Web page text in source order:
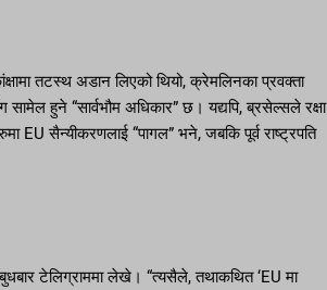
तटस्थ अडान लिएको थियो, क्रेमलिनका प्रवक्ता
हुने “सार्वभौम अधिकार” छ। यद्यपि, ब्रसेल्सले रक्षा
सैन्यीकरणलाई “पागल” भने, जबकि पूर्व राष्ट्रपति
टेलिग्राममा लेखे। “त्यसैले, तथाकथित ‘EU मा